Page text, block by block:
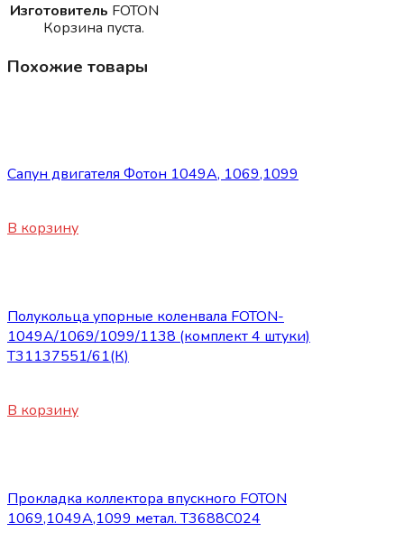
Корзина пуста.
Изготовитель FOTON
Похожие товары
Сапун двигателя Фотон 1049A, 1069,1099
В корзину
Полукольца упорные коленвала FOTON-
1049А/1069/1099/1138 (комплект 4 штуки)
Т31137551/61(К)
В корзину
Прокладка коллектора впускного FOTON
1069,1049А,1099 метал. Т3688C024